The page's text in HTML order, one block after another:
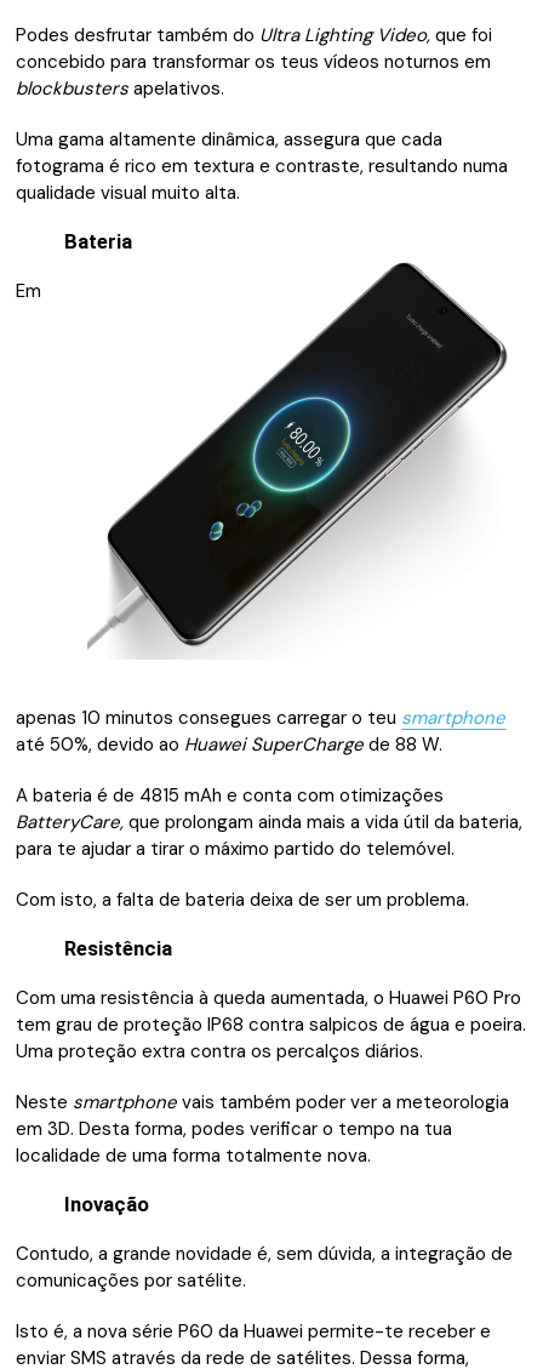
Podes desfrutar também do Ultra Lighting Video, que foi
concebido para transformar os teus vídeos noturnos em
blockbusters apelativos.
Uma gama altamente dinâmica, assegura que cada
fotograma é rico em textura e contraste, resultando numa
qualidade visual muito alta.
Bateria
Em
apenas 10 minutos consegues carregar o teu smartphone
até 50%, devido ao Huawei SuperCharge de 88 W.
A bateria é de 4815 mAh e conta com otimizações
BatteryCare,que prolongam ainda mais a vida útil da bateria,
para te ajudar a tirar o máximo partido do telemóvel.
Com isto, a falta de bateria deixa de ser um problema.
Resistência
Com uma resistência à queda aumentada, o Huawei P60 Pro
tem grau de proteção IP68 contra salpicos de água e poeira.
Uma proteção extra contra os percalços diários.
Neste smartphone vais também poder ver a meteorologia
em 3D. Desta forma, podes verificar o tempo na tua
localidade de uma forma totalmente nova.
Inovação
Contudo, a grande novidade é, sem dúvida, a integração de
comunicações por satélite.
Isto é, a nova série P60 da Huawei permite-te receber e
enviar SMS através da rede de satélites. Dessa forma,